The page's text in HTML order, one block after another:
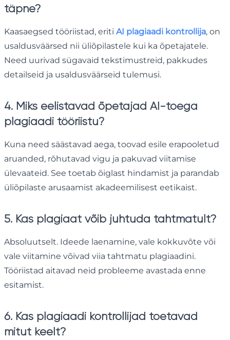
täpne?
Kaasaegsed tööriistad, eriti AI plagiaadi kontrollija, on
usaldusväärsed nii üliõpilastele kui ka õpetajatele.
Need uurivad sügavaid tekstimustreid, pakkudes
detailseid ja usaldusväärseid tulemusi.
4. Miks eelistavad õpetajad AI-toega
plagiaadi tööriistu?
Kuna need säästavad aega, toovad esile erapooletud
aruanded, rõhutavad vigu ja pakuvad viitamise
ülevaateid. See toetab õiglast hindamist ja parandab
üliõpilaste arusaamist akadeemilisest eetikaist.
5. Kas plagiaat võib juhtuda tahtmatult?
Absoluutselt. Ideede laenamine, vale kokkuvõte või
vale viitamine võivad viia tahtmatu plagiaadini.
Tööriistad aitavad neid probleeme avastada enne
esitamist.
6. Kas plagiaadi kontrollijad toetavad
mitut keelt?